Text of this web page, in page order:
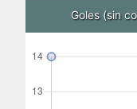
Goles (sin